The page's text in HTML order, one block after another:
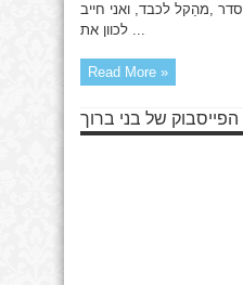
,מהַקל לכבד, ואני חייב
לכוון את ...
Read More »
של בני ברוך